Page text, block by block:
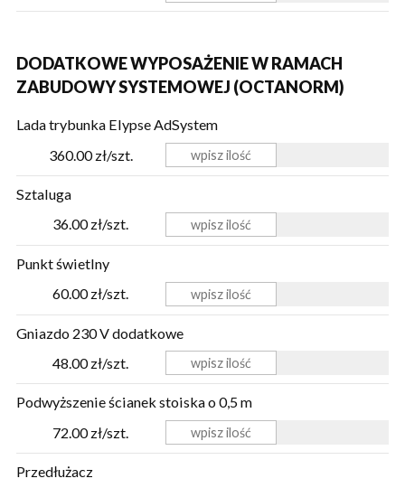
DODATKOWE WYPOSAŻENIE W RAMACH
ZABUDOWY SYSTEMOWEJ (OCTANORM)
Lada trybunka Elypse AdSystem
360.00 zł/szt.
Sztaluga
36.00 zł/szt.
Punkt świetlny
60.00 zł/szt.
Gniazdo 230 V dodatkowe
48.00 zł/szt.
Podwyższenie ścianek stoiska o 0,5 m
72.00 zł/szt.
Przedłużacz